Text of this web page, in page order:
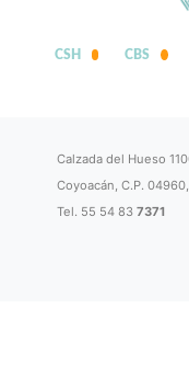
CSH CBS
Calzada del Hueso
Coyoacán, C.P.
Tel. 55 54 837371